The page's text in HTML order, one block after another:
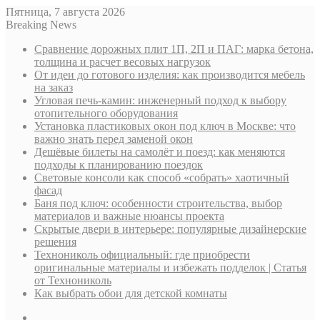
Пятница, 7 августа 2026
Breaking News
Сравнение дорожных плит 1П, 2П и ПАГ: марка бетона,
толщина и расчет весовых нагрузок
От идеи до готового изделия: как производится мебель
на заказ
Угловая печь-камин: инженерный подход к выбору
отопительного оборудования
Установка пластиковых окон под ключ в Москве: что
важно знать перед заменой окон
Дешёвые билеты на самолёт и поезд: как меняются
подходы к планированию поездок
Световые консоли как способ «собрать» хаотичный
фасад
Баня под ключ: особенности строительства, выбор
материалов и важные нюансы проекта
Скрытые двери в интерьере: популярные дизайнерские
решения
Технониколь официальный: где приобрести
оригинальные материалы и избежать подделок | Статья
от Технониколь
Как выбрать обои для детской комнаты